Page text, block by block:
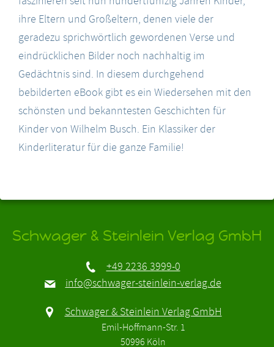
ihre Eltern und Großeltern, denen viele der
geradezu sprichwörtlich gewordenen Verse und
eindrücklichen Bilder noch nachhaltig im
Gedächtnis sind. In diesem durchgehend
bebilderten eBook gibt es ein Wiedersehen mit den
schönsten und bekanntesten Geschichten für
Kinder von Wilhelm Busch. Ein Klassiker der
Kinderliteratur für die ganze Familie!
Schwager & Steinlein Verlag GmbH
+49 2236 3999-0
info@schwager-steinlein-verlag.de
Schwager & Steinlein Verlag GmbH
Emil-Hoffmann-Str. 1
50996 Köln